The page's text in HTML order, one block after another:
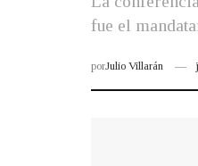
fue el
porJulio Villarán